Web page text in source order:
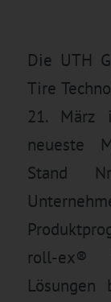
Die UTH
Tire
21. März
neueste
Stand
roll-ex®